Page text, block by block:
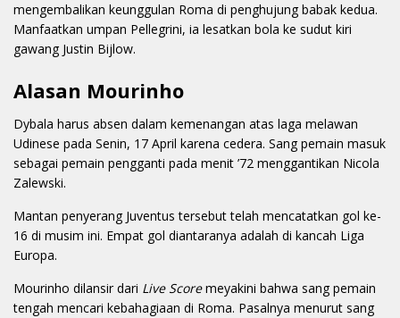
mengembalikan keunggulan Roma di penghujung babak kedua.
Manfaatkan umpan Pellegrini, ia lesatkan bola ke sudut kiri
gawang Justin Bijlow.
Alasan Mourinho
Dybala harus absen dalam kemenangan atas laga melawan
Udinese pada Senin, 17 April karena cedera. Sang pemain masuk
sebagai pemain pengganti pada menit ’72 menggantikan Nicola
Zalewski.
Mantan penyerang Juventus tersebut telah mencatatkan gol ke-
16 di musim ini. Empat gol diantaranya adalah di kancah Liga
Europa.
Mourinho dilansir dari Live Scoremeyakini bahwa sang pemain
tengah mencari kebahagiaan di Roma. Pasalnya menurut sang